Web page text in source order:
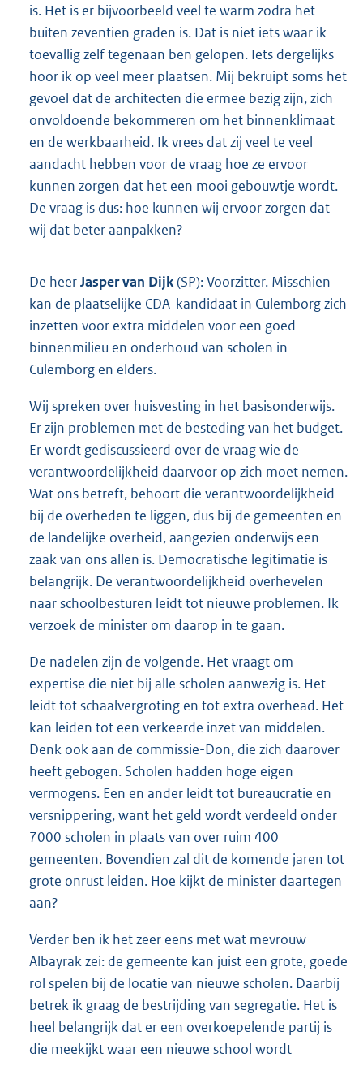
is. Het is er bijvoorbeeld veel te warm zodra het
buiten zeventien graden is. Dat is niet iets waar ik
toevallig zelf tegenaan ben gelopen. Iets dergelijks
hoor ik op veel meer plaatsen. Mij bekruipt soms het
gevoel dat de architecten die ermee bezig zijn, zich
onvoldoende bekommeren om het binnenklimaat
en de werkbaarheid. Ik vrees dat zij veel te veel
aandacht hebben voor de vraag hoe ze ervoor
kunnen zorgen dat het een mooi gebouwtje wordt.
De vraag is dus: hoe kunnen wij ervoor zorgen dat
wij dat beter aanpakken?
De heerJasper van Dijk(SP): Voorzitter. Misschien
kan de plaatselijke CDA-kandidaat in Culemborg zich
inzetten voor extra middelen voor een goed
binnenmilieu en onderhoud van scholen in
Culemborg en elders.
Wij spreken over huisvesting in het basisonderwijs.
Er zijn problemen met de besteding van het budget.
Er wordt gediscussieerd over de vraag wie de
verantwoordelijkheid daarvoor op zich moet nemen.
Wat ons betreft, behoort die verantwoordelijkheid
bij de overheden te liggen, dus bij de gemeenten en
de landelijke overheid, aangezien onderwijs een
zaak van ons allen is. Democratische legitimatie is
belangrijk. De verantwoordelijkheid overhevelen
naar schoolbesturen leidt tot nieuwe problemen. Ik
verzoek de minister om daarop in te gaan.
De nadelen zijn de volgende. Het vraagt om
expertise die niet bij alle scholen aanwezig is. Het
leidt tot schaalvergroting en tot extra overhead. Het
kan leiden tot een verkeerde inzet van middelen.
Denk ook aan de commissie-Don, die zich daarover
heeft gebogen. Scholen hadden hoge eigen
vermogens. Een en ander leidt tot bureaucratie en
versnippering, want het geld wordt verdeeld onder
7000 scholen in plaats van over ruim 400
gemeenten. Bovendien zal dit de komende jaren tot
grote onrust leiden. Hoe kijkt de minister daartegen
aan?
Verder ben ik het zeer eens met wat mevrouw
Albayrak zei: de gemeente kan juist een grote, goede
rol spelen bij de locatie van nieuwe scholen. Daarbij
betrek ik graag de bestrijding van segregatie. Het is
heel belangrijk dat er een overkoepelende partij is
die meekijkt waar een nieuwe school wordt